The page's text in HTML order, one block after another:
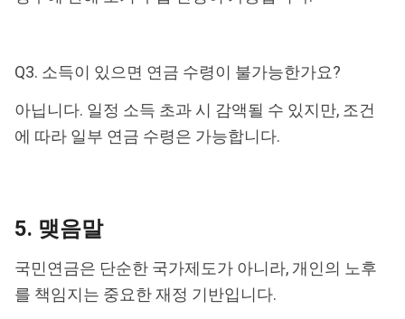
Q3. 소득이 있으면 연금 수령이 불가능한가요?
아닙니다. 일정 소득 초과 시 감액될 수 있지만, 조건
에 따라 일부 연금 수령은 가능합니다.
5. 맺음말
국민연금은 단순한 국가제도가 아니라, 개인의 노후
를 책임지는 중요한 재정 기반입니다.